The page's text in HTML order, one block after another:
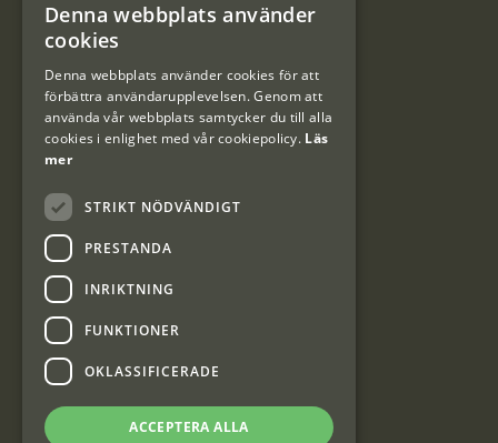
#Interjaktfamily
Kundklubb
Information om kundklubben.
Interjakt Sweden AB, Årjäng
SWEDISH
Denna webbplats använder
cookies
Denna webbplats använder cookies för att
förbättra användarupplevelsen. Genom att
använda vår webbplats samtycker du till alla
cookies i enlighet med vår cookiepolicy. Läs
mer
STRIKT NÖDVÄNDIGT
PRESTANDA
INRIKTNING
FUNKTIONER
OKLASSIFICERADE
ACCEPTERA ALLA